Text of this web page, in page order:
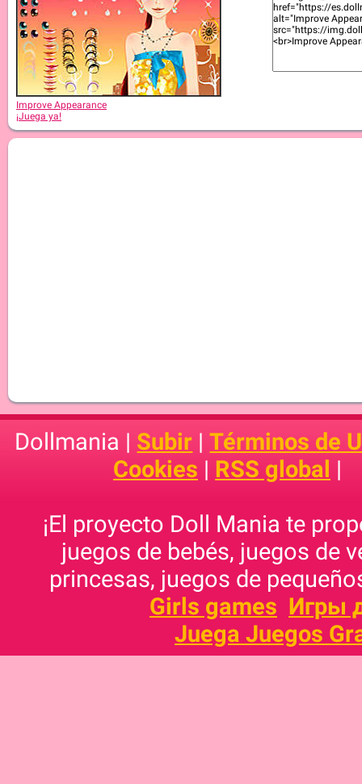
Improve Appearance
¡Juega ya!
Dollmania | Subir |Términos de
Cookies | RSS global |
¡El proyecto Doll Mania te
juegos de bebés, juegos de
princesas, juegos de
Girls games Игры
Juega Juegos